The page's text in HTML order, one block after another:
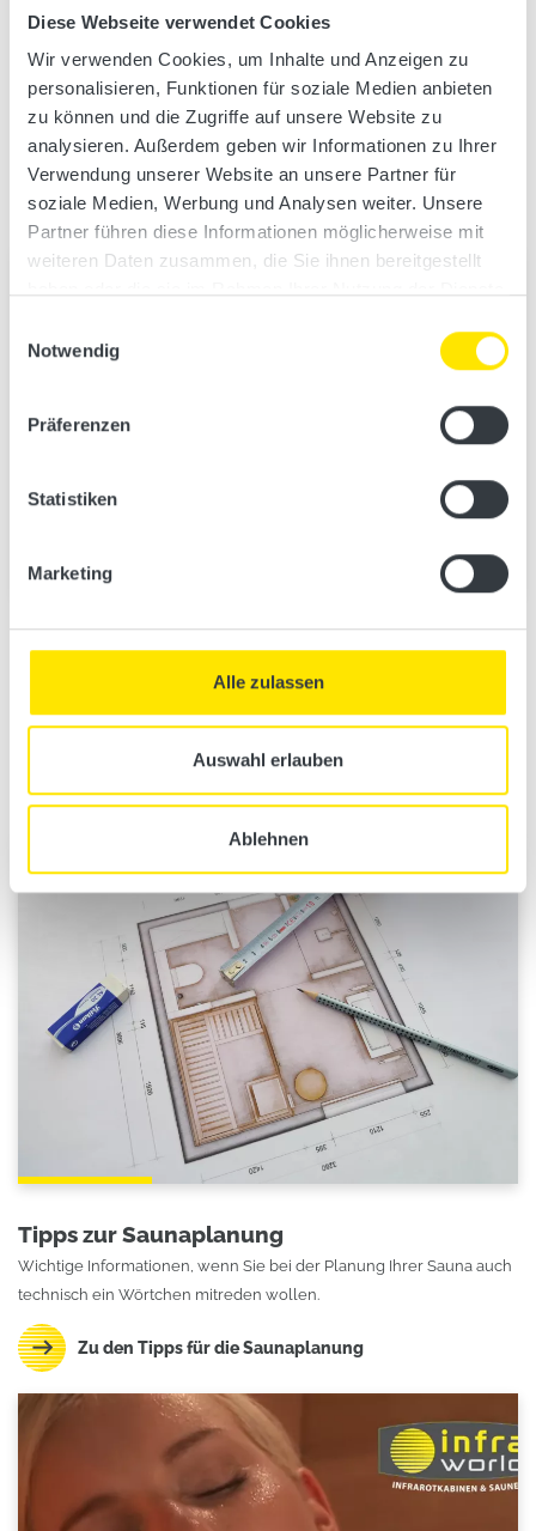
Diese Webseite verwendet Cookies
Wir verwenden Cookies, um Inhalte und Anzeigen zu
personalisieren, Funktionen für soziale Medien anbieten
zu können und die Zugriffe auf unsere Website zu
analysieren. Außerdem geben wir Informationen zu Ihrer
Verwendung unserer Website an unsere Partner für
soziale Medien, Werbung und Analysen weiter. Unsere
Partner führen diese Informationen möglicherweise mit
weiteren Daten zusammen, die Sie ihnen bereitgestellt
Notwendig
Präferenzen
Statistiken
Marketing
Alle zulassen
Auswahl erlauben
Ablehnen
Sie wollen noch mehr sehen?
Das könnte Sie auch
interessieren.
Sauna-Infrarot-Kombis
Das Beste aus beiden Welten vereint zu einer Breitband-
verschiedene Arten tanken können.
Tipps zur Saunaplanung
Wichtige Informationen, wenn Sie bei der Planung Ihrer Sauna auch
technisch ein Wörtchen mitreden wollen.
Zu den Tipps für die Saunaplanung